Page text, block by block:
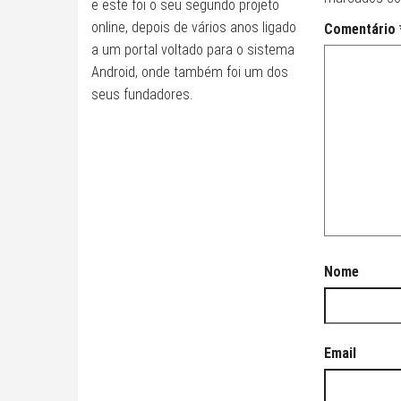
e este foi o seu segundo projeto
online, depois de vários anos ligado
a um portal voltado para o sistema
Android, onde também foi um dos
seus fundadores.
Comentário
Nome
Email